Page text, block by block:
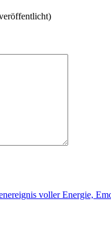
voller Energie,